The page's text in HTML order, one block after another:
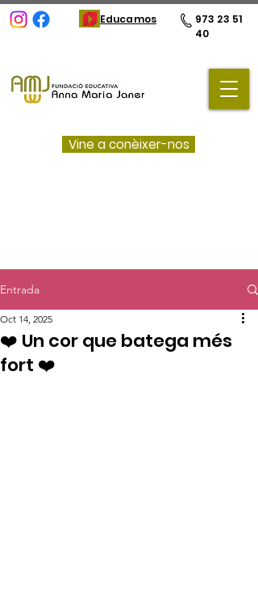
Vine a conèixer-nos
973 23 51
40
Educamos
Entrada
❤️ Un cor que batega més
fort ❤️
Oct 14, 2025